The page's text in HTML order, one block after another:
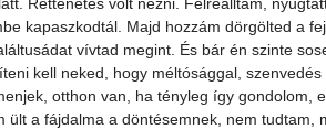
kapaszkodtál. Majd hozzám dörgölted a
vívtad megint. És bár én szinte
kell neked, hogy méltósággal,
otthon van, ha tényleg így gondolom,
ült a fájdalma a döntésemnek, nem